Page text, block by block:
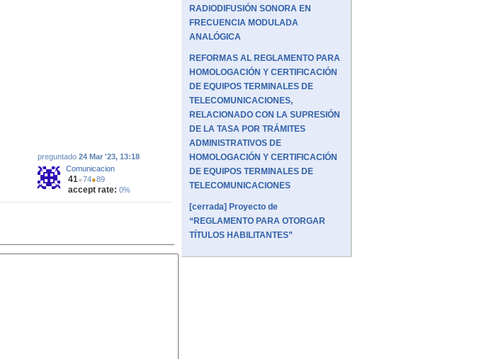
preguntado 24 Mar '23, 13:18
Comunicacion
41●74●89
accept rate: 0%
RADIODIFUSIÓN SONORA EN
FRECUENCIA MODULADA
ANALÓGICA
REFORMAS AL REGLAMENTO PARA
HOMOLOGACIÓN Y CERTIFICACIÓN
DE EQUIPOS TERMINALES DE
TELECOMUNICACIONES,
RELACIONADO CON LA SUPRESIÓN
DE LA TASA POR TRÁMITES
ADMINISTRATIVOS DE
HOMOLOGACIÓN Y CERTIFICACIÓN
DE EQUIPOS TERMINALES DE
TELECOMUNICACIONES
[cerrada] Proyecto de
“REGLAMENTO PARA OTORGAR
TÍTULOS HABILITANTES”